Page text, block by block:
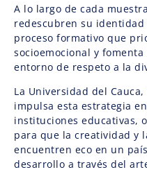
A lo largo de cada
redescubren su
proceso formativo que
socioemocional y
entorno de respeto a la
La Universidad del
impulsa esta estrategia
instituciones educativas,
para que la creatividad y
encuentren eco en un
desarrollo a través del